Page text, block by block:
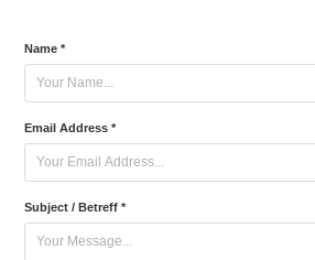
Name *
Email Address *
Subject / Betreff *